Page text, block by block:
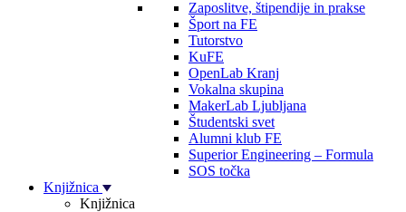
Zaposlitve, štipendije in prakse
Šport na FE
Tutorstvo
KuFE
OpenLab Kranj
Vokalna skupina
MakerLab Ljubljana
Študentski svet
Alumni klub FE
Superior Engineering – Formula
SOS točka
Knjižnica
Knjižnica